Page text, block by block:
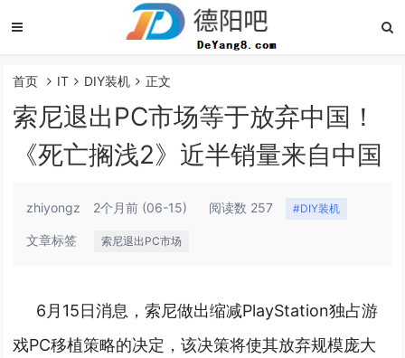
首页 IT DIY装机 正文
索尼退出PC市场等于放弃中国！
《死亡搁浅2》近半销量来自中国
zhiyongz 2个月前 (06-15) 阅读数 257 #DIY装机
文章标签 索尼退出PC市场
6月15日消息，索尼做出缩减PlayStation独占游
戏PC移植策略的决定，该决策将使其放弃规模庞大